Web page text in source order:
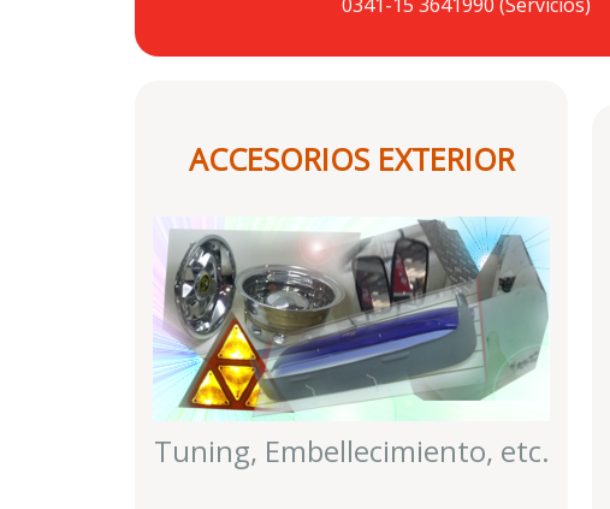
ACCESORIOS EXTERIOR
Tuning, Embellecimiento, etc.